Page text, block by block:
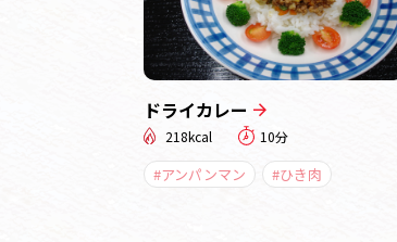
ドライカレー
218kcal 10分
#アンパンマン #ひき肉